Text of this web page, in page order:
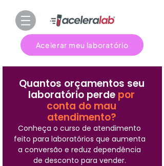
Acelerar meu laboratório
Quantos orçamentos seu
laboratório perde por
conta do mau
atendimento?
Conheça o curso de atendimento
feito para laboratórios que aumenta
a conversão e reduz dependência
de desconto para vender.